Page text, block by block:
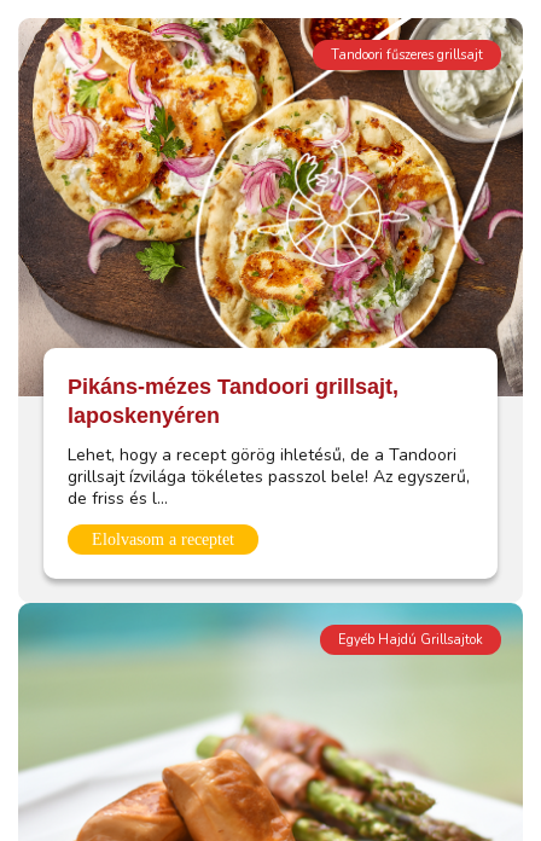
Pikáns-mézes Tandoori grillsajt,
laposkenyéren
Tandoori fűszeres grillsajt
Lehet, hogy a recept görög ihletésű, de a Tandoori
grillsajt ízvilága tökéletes passzol bele! Az egyszerű,
de friss és l...
Elolvasom a receptet
Egyéb Hajdú Grillsajtok